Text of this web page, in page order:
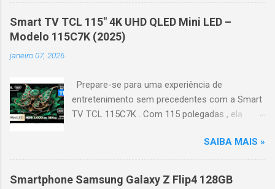
vibrantes. Resolução 4K UHD : detalhes impressionantes e
contraste profundo em cada cena. Processador AiPQ :
desempenho otimizado para imagens e movimentos fluidos.
Taxa de atualização nativa de 144Hz (até 240Hz com DLG) :
imediata. Google TV integrado : interface intuitiva,
recomendações personalizadas e acesso a aplicativos como
YouTube, Netflix, Disney+, Prime Video, HBO Max e muito mais.
navegação. 📐 Design e dimensões Largura: 256,6 cm | Altura:
153,8 cm | Profundidade: 44,5 cm Peso: 99,8 kg (229,3 kg com
embalagem) Estrutura imponen...
Smart TV TCL 115" 4K UHD QLED Mini LED –
Modelo 115C7K (2025)
janeiro 07, 2026
Prepare-se para uma experiência de
entretenimento sem precedentes com a Smart
TV TCL 115C7K . Com 115 polegadas , ela
verdadeiro cinema particular, oferecendo
imagens grandiosas e realistas. 🌟 Destaques
do produto Tela QLED Mini LED 115” : controle
SAIBA MAIS »
Smartphone Samsung Galaxy Z Flip4 128GB